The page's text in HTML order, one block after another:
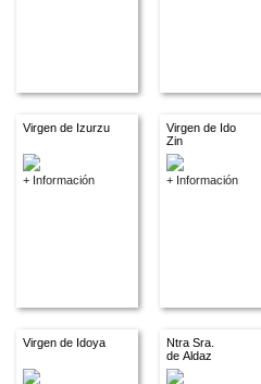
Virgen de Izurzu
+ Información
Virgen de Ido
Zin
+ Información
Virgen de Idoya
Ntra Sra.
de Aldaz